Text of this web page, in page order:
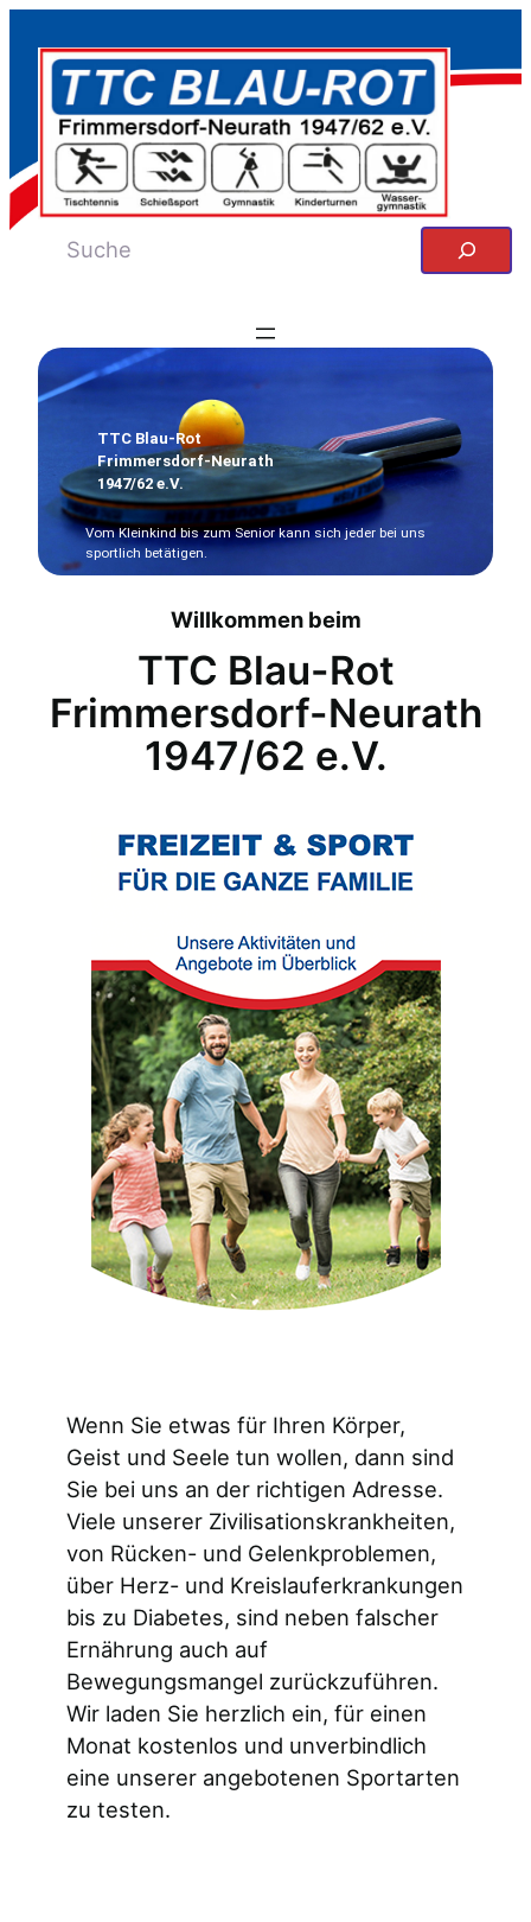
Inhalt
springen
TTC Blau-Rot
Frimmersdorf-Neurath
1947/62 e.V.
Vom Kleinkind bis zum Senior kann sich jeder bei uns
sportlich betätigen.
Willkommen beim
TTC Blau-Rot
Frimmersdorf-Neurath
1947/62 e.V.
Wenn Sie etwas für Ihren Körper,
Geist und Seele tun wollen, dann sind
Sie bei uns an der richtigen Adresse.
Viele unserer Zivilisationskrankheiten,
von Rücken- und Gelenkproblemen,
über Herz- und Kreislauferkrankungen
bis zu Diabetes, sind neben falscher
Ernährung auch auf
Bewegungsmangel zurückzuführen.
Wir laden Sie herzlich ein, für einen
Monat kostenlos und unverbindlich
eine unserer angebotenen Sportarten
zu testen.